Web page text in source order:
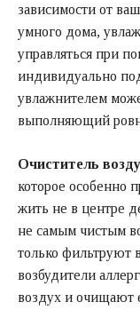
зависимости от
умного дома,
управляться при
индивидуально
увлажнителем
выполняющий
Очиститель
которое особенно
жить не в центре
не самым чистым
только фильтруют
возбудители
воздух и очищают